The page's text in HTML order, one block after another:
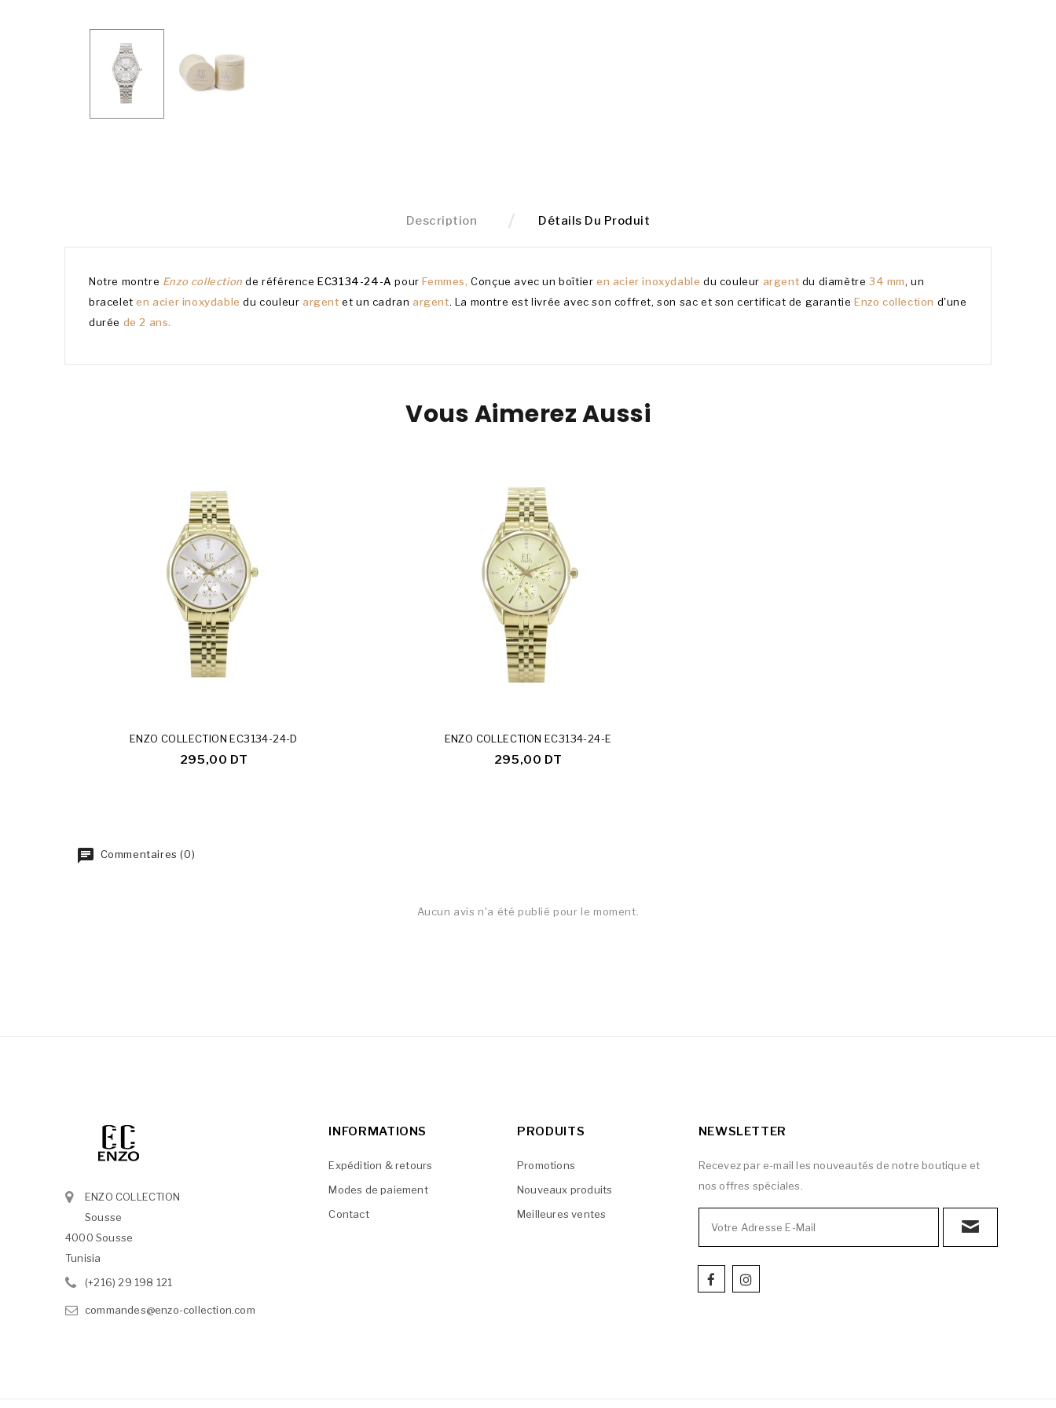
Description Détails Du Produit
Notre montre Enzo collection de référenceEC3134-24-A pourFemmes,Conçue avec un boîtieren acier inoxydabledu couleur argent du diamètre34 mm, un
braceleten acier inoxydabledu couleurargentet un cadran argent. La montre est livrée avec son coffret, son sac et son certificat de garantieEnzo collection d'une
durée de 2 ans.
Vous Aimerez Aussi
ENZO COLLECTION EC3134-24-D
295,00 DT
ENZO COLLECTION EC3134-24-E
295,00 DT
Commentaires (0)
Aucun avis n'a été publié pour le moment.
ENZO COLLECTION
Sousse
4000 Sousse
Tunisia
(+216) 29 198 121
commandes@enzo-collection.com
INFORMATIONS
Expédition & retours
Modes de paiement
Contact
PRODUITS
Promotions
Nouveaux produits
Meilleures ventes
NEWSLETTER
Recevez par e-mail les nouveautés de notre boutique et
nos offres spéciales.